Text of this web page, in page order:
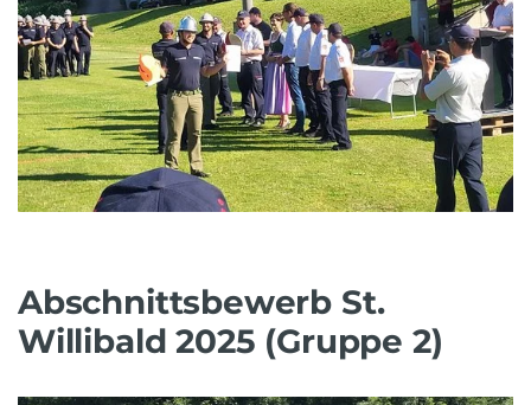
Abschnittsbewerb St.
Willibald 2025 (Gruppe 2)